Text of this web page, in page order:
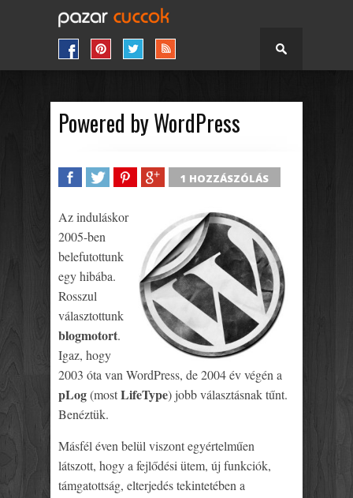
Powered by WordPress
1 HOZZÁSZÓLÁS
Az induláskor
2005-ben
belefutottunk
egy hibába.
Rosszul
választottunk
blogmotort.
Igaz, hogy
2003 óta van WordPress, de 2004 év végén a
pLog(mostLifeType) jobb választásnak tűnt.
Benéztük.
Másfél éven belül viszont egyértelműen
látszott, hogy a fejlődési ütem, új funkciók,
támgatottság, elterjedés tekintetében a